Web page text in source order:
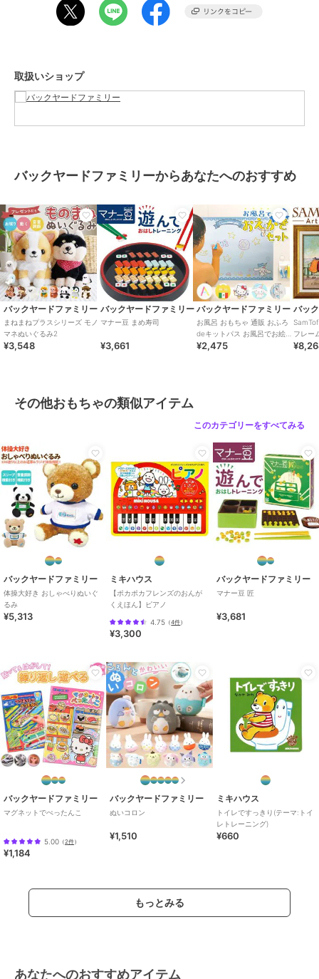
※種類によって大きさが若干異なります。
※サイズは当店平置き実寸サイズです。実際の商品とは多少の誤差が
【注意点】
[対象年齢]6歳以上※乾電池は別売りです。お取り扱いの際は、商品や
プレゼント 贈り物 ギフト お返し 引っ越し祝い 新生活 お祝い 内祝い
まねまねトコトコ ぬいぐるみ おしゃぺり 通販 まねまね トコトコ ま
ねまねぬいぐるみ 歩いてまねまね 歩いてモノマネ おもちゃ ものまね
モノマネ 人形 歩く しゃべる 動く かわいい グッズ オスト ギフト
この商品は、不良品のみ返品を承ります
ブランド バックヤードファミリー
ショップ バックヤードファミリー
商品カテゴリ ホビー・ゲーム
その他おもち
ル、豆シバ
取扱いショップ
バックヤードファミリーからあなたへのおすすめ
バックヤードファミリー
まねまねプラスシリーズ モノ
マネぬいぐるみ2
¥3,548
バックヤードファミリー
マナー豆 まめ寿司
¥3,661
バックヤードファミリー
お風呂 おもちゃ 通販 おふろ
deキットパス お風呂でお絵か
き kitpas kitpas for
¥2,475
バッ
フレー
その他おもちゃの類似アイテム
このカテゴリーをすべてみる
バックヤードファミリー
体操大好き おしゃべりぬいぐ
るみ
¥5,313
ミキハウス
【ポカポカフレンズのおんが
くえほん】ピアノ
4.75 （4件）
¥3,300
バックヤードファミリー
マナー豆 匠
¥3,681
バックヤードファミリー
マグネットでぺったんこ
5.00 （2件）
¥1,184
バックヤードファミリー
ぬいコロン
¥1,510
ミキハウス
トイレですっきり(テーマ:トイ
レトレーニング)
¥660
もっとみる
あなたへのおすすめアイテム